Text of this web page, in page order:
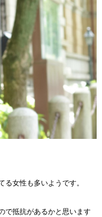
女性も多いようです。
で抵抗があるかと思います